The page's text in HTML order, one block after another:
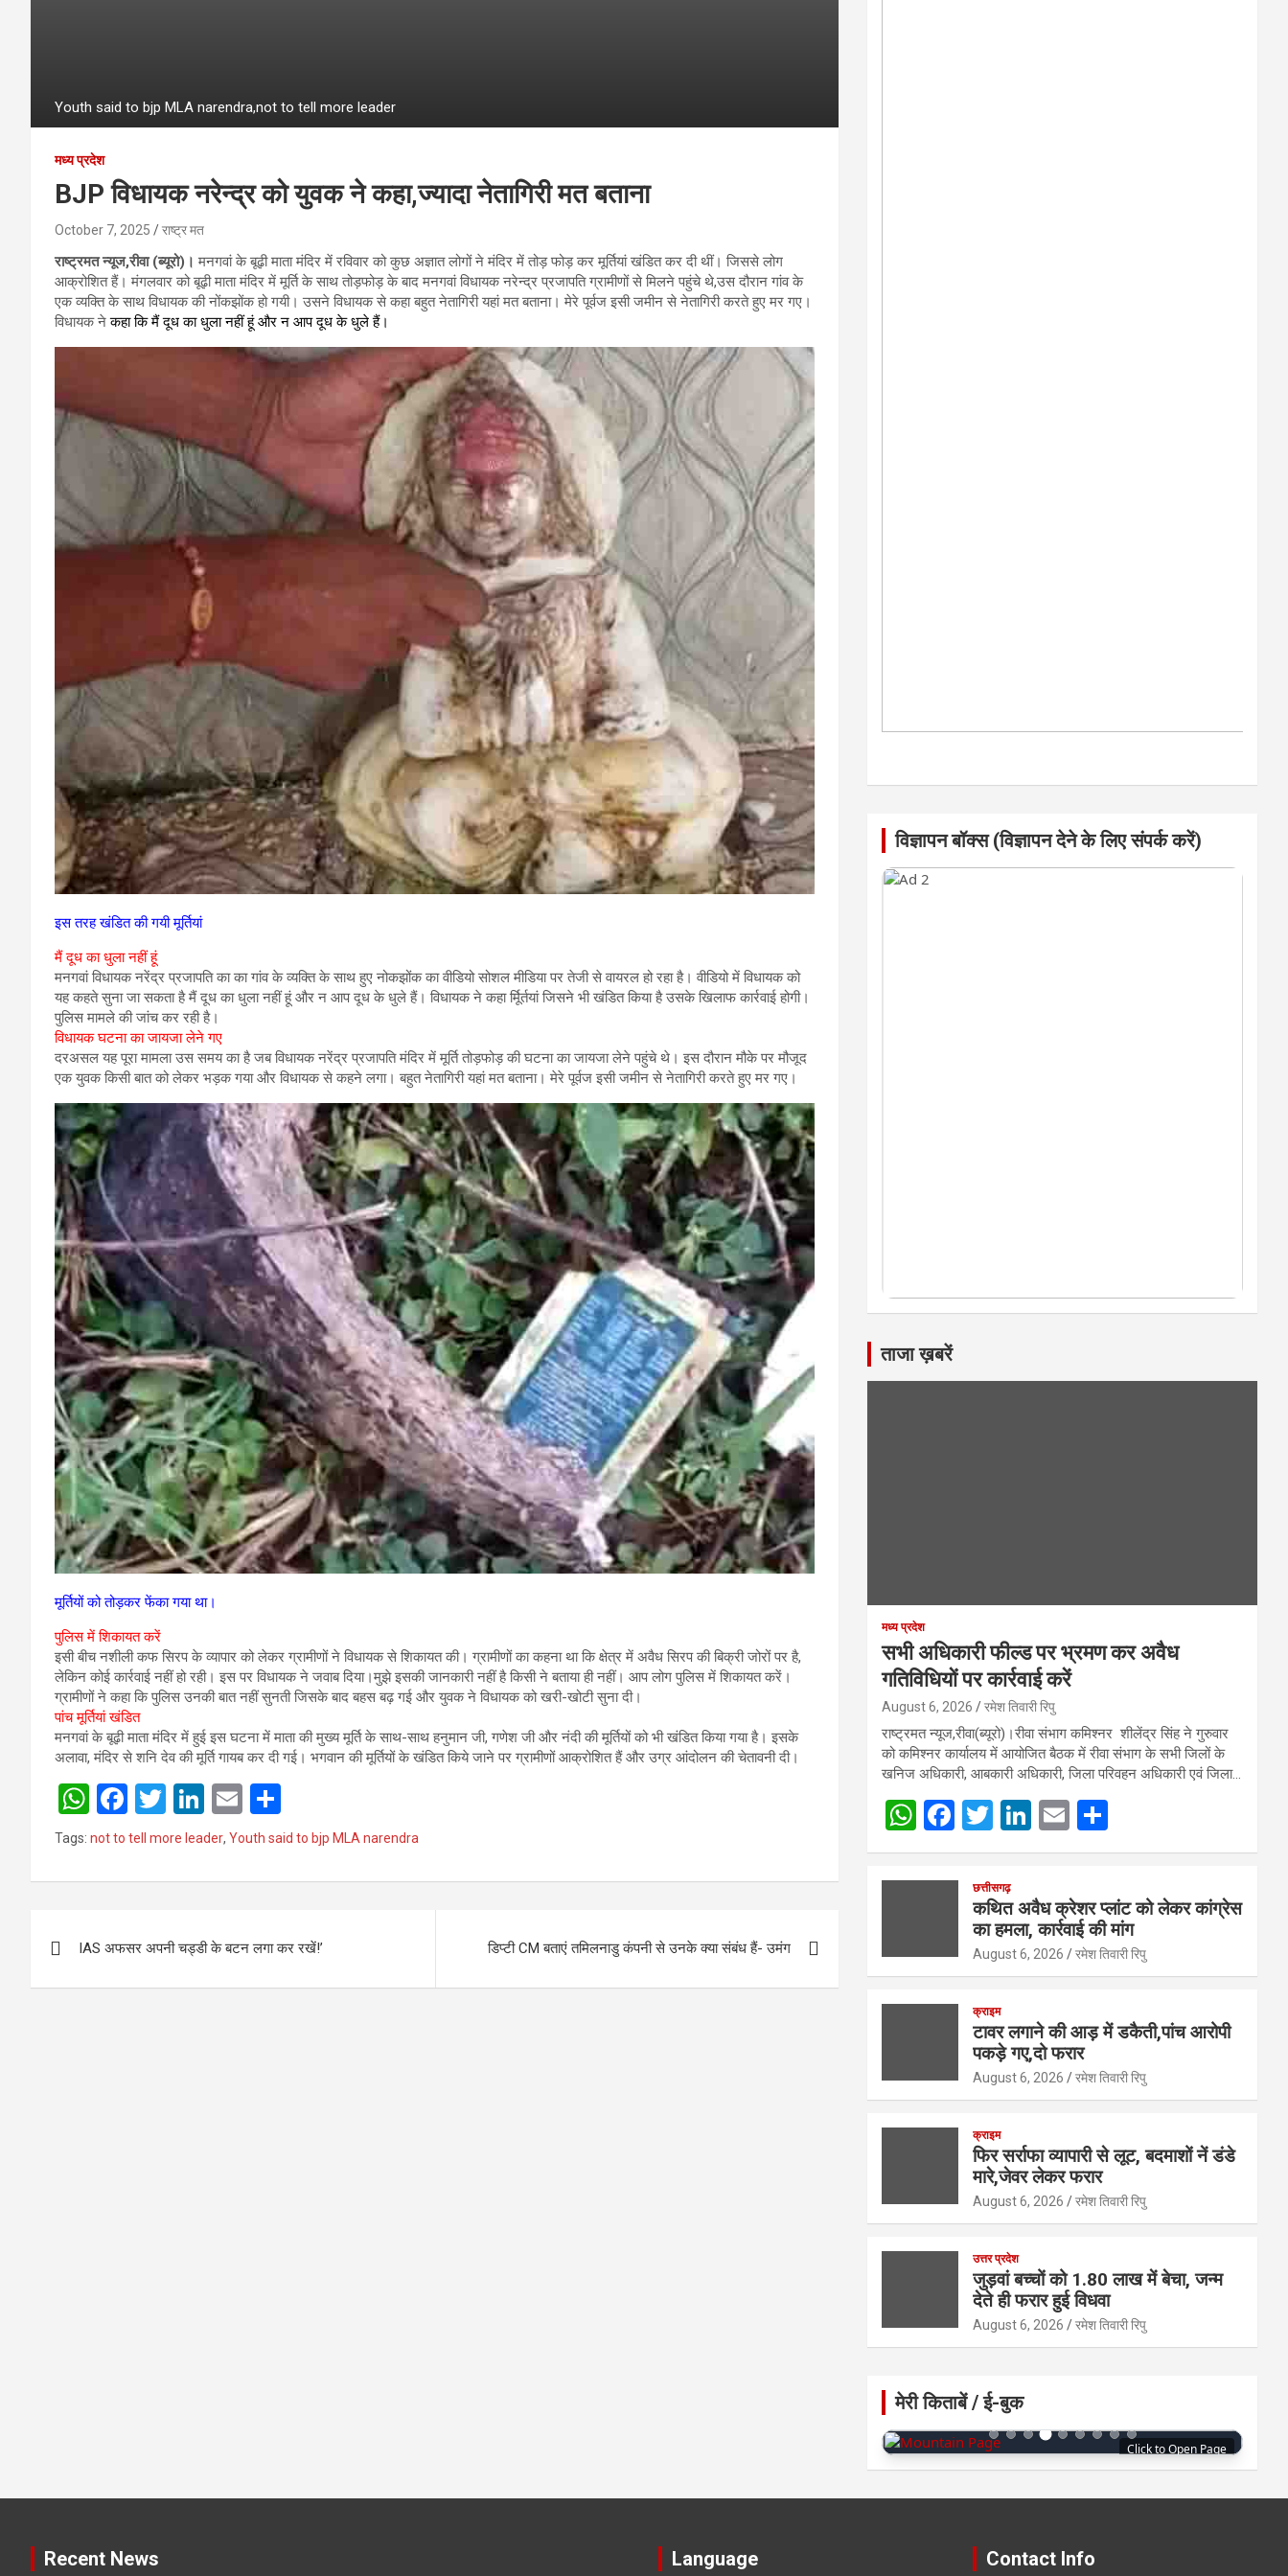
Youth said to bjp MLA narendra,not to tell more leader
मध्य प्रदेश
BJP विधायक नरेन्द्र को युवक ने कहा,ज्यादा नेतागिरी मत बताना
October 7, 2025 राष्ट्र मत
राष्ट्रमत न्यूज,रीवा (ब्यूरो)। मनगवां के बूढ़ी माता मंदिर में रविवार को कुछ अज्ञात लोगों ने मंदिर में तोड़ फोड़ कर मूर्तियां खंडित कर दी थीं। जिससे लोग
आक्रोशित हैं। मंगलवार को बूढ़ी माता मंदिर में मूर्ति के साथ तोड़फोड़ के बाद मनगवां विधायक नरेन्द्र प्रजापति ग्रामीणों से मिलने पहुंचे थे,उस दौरान गांव के
एक व्यक्ति के साथ विधायक की नोंकझोंक हो गयी। उसने विधायक से कहा बहुत नेतागिरी यहां मत बताना। मेरे पूर्वज इसी जमीन से नेतागिरी करते हुए मर गए।
विधायक नेकहा कि मैं दूध का धुला नहीं हूं और न आप दूध के धुले हैं।
इस तरह खंडित की गयी मूर्तियां
मैं दूध का धुला नहीं हूं
मनगवां विधायक नरेंद्र प्रजापति का का गांव के व्यक्ति के साथ हुए नोकझोंक का वीडियो सोशल मीडिया पर तेजी से वायरल हो रहा है। वीडियो में विधायक को
यह कहते सुना जा सकता है मैं दूध का धुला नहीं हूं और न आप दूध के धुले हैं। विधायक ने कहा र्मूिर्तयां जिसने भी खंडित किया है उसके खिलाफ कार्रवाई होगी।
पुलिस मामले की जांच कर रही है।
विधायक घटना का जायजा लेने गए
दरअसल यह पूरा मामला उस समय का है जब विधायक नरेंद्र प्रजापति मंदिर में मूर्ति तोड़फोड़ की घटना का जायजा लेने पहुंचे थे। इस दौरान मौके पर मौजूद
एक युवक किसी बात को लेकर भड़क गया और विधायक से कहने लगा। बहुत नेतागिरी यहां मत बताना। मेरे पूर्वज इसी जमीन से नेतागिरी करते हुए मर गए।
मूर्तियों को तोड़कर फेंका गया था।
पुलिस में शिकायत करें
इसी बीच नशीली कफ सिरप के व्यापार को लेकर ग्रामीणों ने विधायक से शिकायत की। ग्रामीणों का कहना था कि क्षेत्र में अवैध सिरप की बिक्री जोरों पर है,
लेकिन कोई कार्रवाई नहीं हो रही। इस पर विधायक ने जवाब दिया।मुझे इसकी जानकारी नहीं है किसी ने बताया ही नहीं। आप लोग पुलिस में शिकायत करें।
ग्रामीणों ने कहा कि पुलिस उनकी बात नहीं सुनती जिसके बाद बहस बढ़ गई और युवक ने विधायक को खरी-खोटी सुना दी।
पांच मूर्तियां खंडित
मनगवां के बूढ़ी माता मंदिर में हुई इस घटना में माता की मुख्य मूर्ति के साथ-साथ हनुमान जी, गणेश जी और नंदी की मूर्तियों को भी खंडित किया गया है। इसके
अलावा, मंदिर से शनि देव की मूर्ति गायब कर दी गई। भगवान की मूर्तियों के खंडित किये जाने पर ग्रामीणों आक्रोशित हैं और उग्र आंदोलन की चेतावनी दी।
W
h
s
p
p
F
a
b
o
k
T
wi
er
Li
n
dI
E
m h
e
Tags: not to tell more leader, Youth said to bjp MLA narendra
navigation
IAS अफसर अपनी चड्डी के बटन लगा कर रखें!’ डिप्टी CM बताएं तमिलनाडु कंपनी से उनके क्या संबंध हैं- उमंग
विज्ञापन बॉक्स (विज्ञापन देने के लिए संपर्क करें)
ताजा ख़बरें
मध्य प्रदेश
सभी अधिकारी फील्ड पर भ्रमण कर अवैध
गतिविधियों पर कार्रवाई करें
August 6, 2026 रमेश तिवारी रिपु
राष्ट्रमत न्यूज,रीवा(ब्यूरो)।रीवा संभाग कमिश्नर शीलेंद्र सिंह ने गुरुवार
को कमिश्नर कार्यालय में आयोजित बैठक में रीवा संभाग के सभी जिलों के
खनिज अधिकारी, आबकारी अधिकारी, जिला परिवहन अधिकारी एवं जिला…
W
h
at
p
p
F
a
ce
o
k
T
wi
tt
er
Li
n
dI
n
E
m h
e
छत्तीसगढ़
कथित अवैध क्रेशर प्लांट को लेकर कांग्रेस
का हमला, कार्रवाई की मांग
August 6, 2026 रमेश तिवारी रिपु
क्राइम
टावर लगाने की आड़ में डकैती,पांच आरोपी
पकड़े गए,दो फरार
August 6, 2026 रमेश तिवारी रिपु
क्राइम
फिर सर्राफा व्यापारी से लूट, बदमाशों नें डंडे
मारे,जेवर लेकर फरार
August 6, 2026 रमेश तिवारी रिपु
उत्तर प्रदेश
जुड़वां बच्चों को 1.80 लाख में बेचा, जन्म
देते ही फरार हुई विधवा
August 6, 2026 रमेश तिवारी रिपु
मेरी किताबें / ई-बुक
Click to Open Page
Recent News Language Contact Info